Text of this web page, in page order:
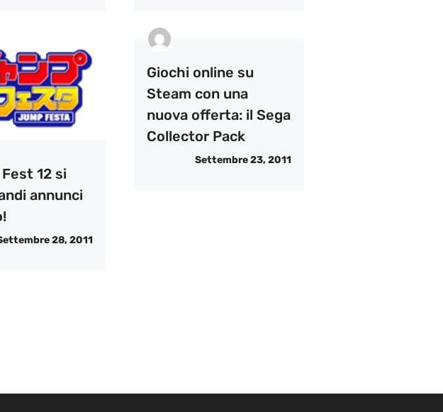
12 si
annunci
28, 2011
Giochi online su
Steam con una
nuova offerta: il Sega
Collector Pack
Settembre 23, 2011